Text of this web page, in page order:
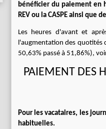
bénéficier du paiement en
REV ou la CASPE ainsi
Les heures d'avant et
l'augmentation des quotités
50,63% passé à 51,86%),
PAIEMENT DES
Pour les vacataires, les
habituelles.